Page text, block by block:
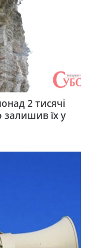
2 тисячі
залишив їх у